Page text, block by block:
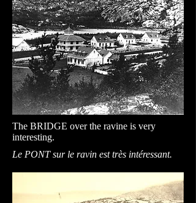
The BRIDGE over the ravine is very
interesting.
Le PONT sur le ravin est très intéressant.